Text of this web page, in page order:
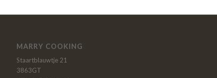
MARRY COOKING
Staartblauwtje 21
3863GT